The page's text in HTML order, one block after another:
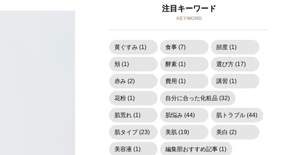
注目キーワード
KEYWORD
黄ぐすみ (1) 食事 (7) 頻度 (1)
頬 (1) 酵素 (1) 選び方 (17)
赤み (2) 費用 (1) 講習 (1)
花粉 (1) 自分に合った化粧品 (32)
肌荒れ (1) 肌悩み (44) 肌トラブル (44)
肌タイプ (23) 美肌 (19) 美白 (2)
美容液 (1) 編集部おすすめ記事 (1)